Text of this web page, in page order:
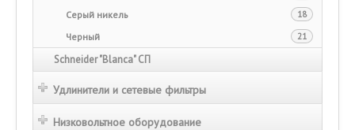
18
Серый никель
21
Черный
Schneider "Blanca" СП
Удлинители и сетевые фильтры
Низковольтное оборудование